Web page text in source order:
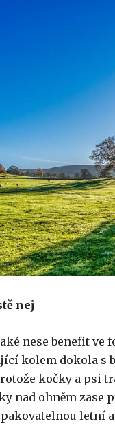
nej
nese benefit
kolem dokola s
kočky a psi
nad ohněm
letní